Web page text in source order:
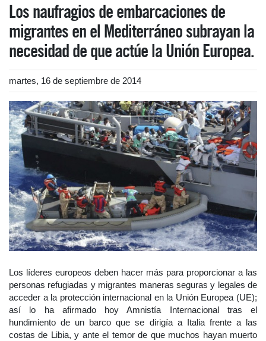
Los naufragios de embarcaciones de
migrantes en el Mediterráneo subrayan la
necesidad de que actúe la Unión Europea.
martes, 16 de septiembre de 2014
Los líderes europeos deben hacer más para proporcionar a las
personas refugiadas y migrantes maneras seguras y legales de
acceder a la protección internacional en la Unión Europea (UE);
así lo ha afirmado hoy Amnistía Internacional tras el
hundimiento de un barco que se dirigía a Italia frente a las
costas de Libia, y ante el temor de que muchos hayan muerto